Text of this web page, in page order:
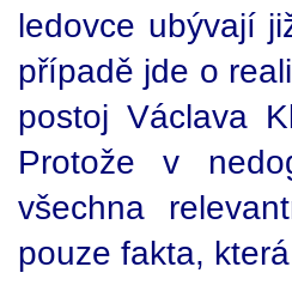
ledovce ubývají
případě jde o
postoj Václava
Protože v
všechna
pouze fakta,